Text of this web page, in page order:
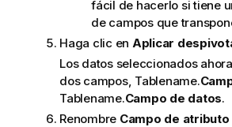
fácil de hacerlo si tiene
de campos que
Haga clic en Aplicar
Los datos seleccionados
dos campos, Tablename.
Tablename.Campo de datos.
Renombre Campo de atributo